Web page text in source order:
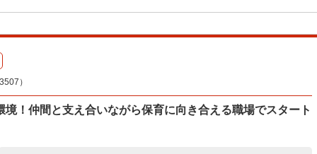
）
！仲間と支え合いながら保育に向き合える職場でスタート